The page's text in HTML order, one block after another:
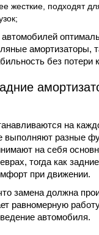
жесткие, подходят
амортизаторы,
без потери
на
выполняют разные
на себя
тогда как
при движении.
замена должна
равномерную
автомобиля.